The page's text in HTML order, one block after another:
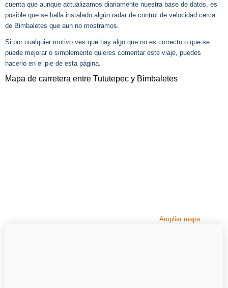
cuenta que aunque actualizamos diariamente nuestra base de datos, es
posible que se halla instalado algún radar de control de velocidad cerca
de Bimbaletes que aun no mostramos.
Si por cualquier motivo ves que hay algo que no es correcto o que se
puede mejorar o simplemente quieres comentar este viaje, puedes
hacerlo en el pie de esta página.
Mapa de carretera entre Tututepec y Bimbaletes
Ampliar mapa